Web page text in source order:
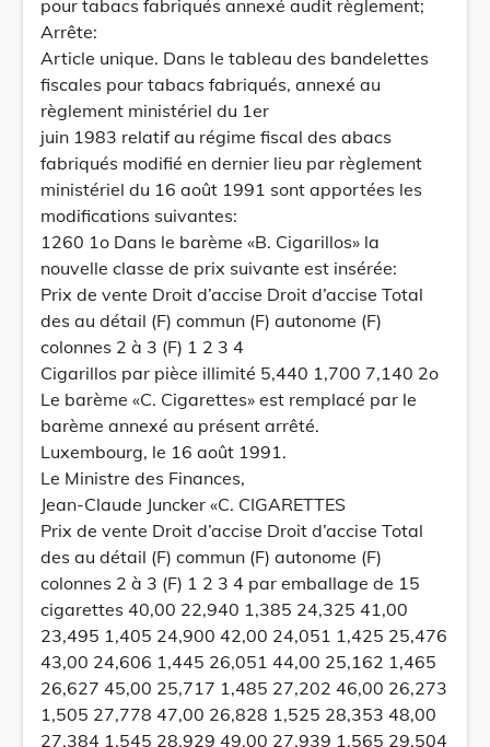
pour tabacs fabriqués annexé audit règlement;
Arrête:
Article unique. Dans le tableau des bandelettes
fiscales pour tabacs fabriqués, annexé au
règlement ministériel du 1er
juin 1983 relatif au régime fiscal des abacs
fabriqués modifié en dernier lieu par règlement
ministériel du 16 août 1991 sont apportées les
modifications suivantes:
1260 1o Dans le barème «B. Cigarillos» la
nouvelle classe de prix suivante est insérée:
Prix de vente Droit d’accise Droit d’accise Total
des au détail (F) commun (F) autonome (F)
colonnes 2 à 3 (F) 1 2 3 4
Cigarillos par pièce illimité 5,440 1,700 7,140 2o
Le barème «C. Cigarettes» est remplacé par le
barème annexé au présent arrêté.
Luxembourg, le 16 août 1991.
Le Ministre des Finances,
Jean-Claude Juncker «C. CIGARETTES
Prix de vente Droit d’accise Droit d’accise Total
des au détail (F) commun (F) autonome (F)
colonnes 2 à 3 (F) 1 2 3 4 par emballage de 15
cigarettes 40,00 22,940 1,385 24,325 41,00
23,495 1,405 24,900 42,00 24,051 1,425 25,476
43,00 24,606 1,445 26,051 44,00 25,162 1,465
26,627 45,00 25,717 1,485 27,202 46,00 26,273
1,505 27,778 47,00 26,828 1,525 28,353 48,00
27,384 1,545 28,929 49,00 27,939 1,565 29,504